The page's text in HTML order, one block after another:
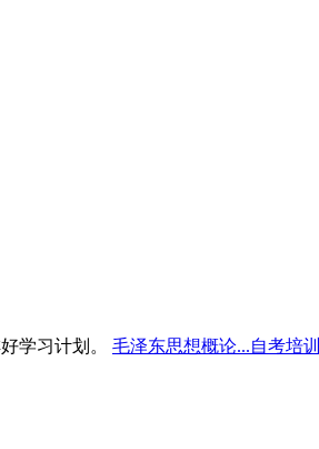
学习计划。 毛泽东思想概论...自考培